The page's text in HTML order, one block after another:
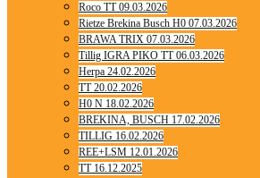
Roco TT 09.03.2026
Rietze Brekina Busch H0 07.03.2026
BRAWA TRIX 07.03.2026
Tillig IGRA PIKO TT 06.03.2026
Herpa 24.02.2026
TT 20.02.2026
H0 N 18.02.2026
BREKINA, BUSCH 17.02.2026
TILLIG 16.02.2026
REE+LSM 12.01.2026
TT 16.12.2025